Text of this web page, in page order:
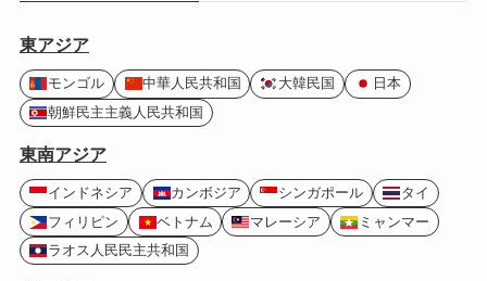
東アジア
モンゴル 中華人民共和国 大韓民国
日本
朝鮮民主主義人民共和国
東南アジア
インドネシア カンボジア シンガポール
タイ
フィリピン
ベトナム マレーシア
ミャンマー
ラオス人民民主共和国